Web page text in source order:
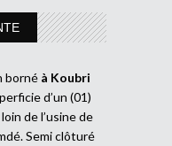
borné à Koubri
d’un (01)
de l’usine de
Semi clôturé